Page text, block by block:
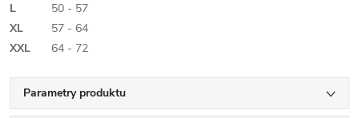
L
50 - 57
XL
57 - 64
XXL
64 - 72
Parametry produktu